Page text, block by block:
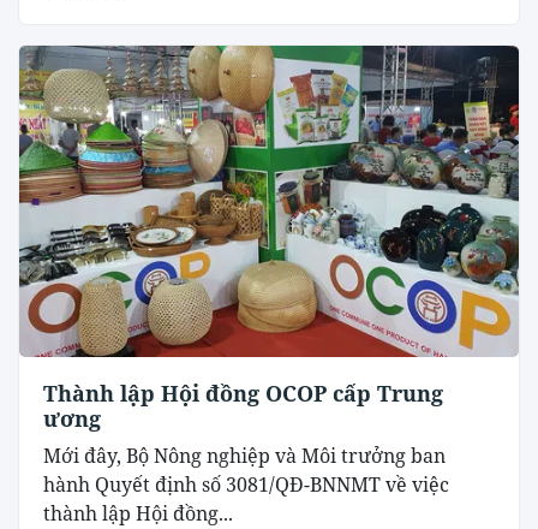
Thành lập Hội đồng OCOP cấp Trung
ương
Mới đây, Bộ Nông nghiệp và Môi trưởng ban
hành Quyết định số 3081/QĐ-BNNMT về việc
thành lập Hội đồng...